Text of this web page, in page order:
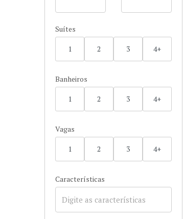
Suítes
1 2 3 4+
Banheiros
1 2 3 4+
Vagas
1 2 3 4+
Características